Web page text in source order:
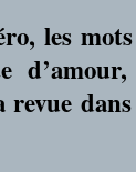
les